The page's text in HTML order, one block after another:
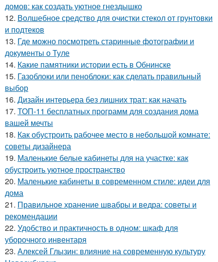
домов: как создать уютное гнездышко
12. Волшебное средство для очистки стекол от грунтовки
и подтеков
13. Где можно посмотреть старинные фотографии и
документы о Туле
14. Какие памятники истории есть в Обнинске
15. Газоблоки или пеноблоки: как сделать правильный
выбор
16. Дизайн интерьера без лишних трат: как начать
17. ТОП-11 бесплатных программ для создания дома
вашей мечты
18. Как обустроить рабочее место в небольшой комнате:
советы дизайнера
19. Маленькие белые кабинеты для на участке: как
обустроить уютное пространство
20. Маленькие кабинеты в современном стиле: идеи для
дома
21. Правильное хранение швабры и ведра: советы и
рекомендации
22. Удобство и практичность в одном: шкаф для
уборочного инвентаря
23. Алексей Глызин: влияние на современную культуру